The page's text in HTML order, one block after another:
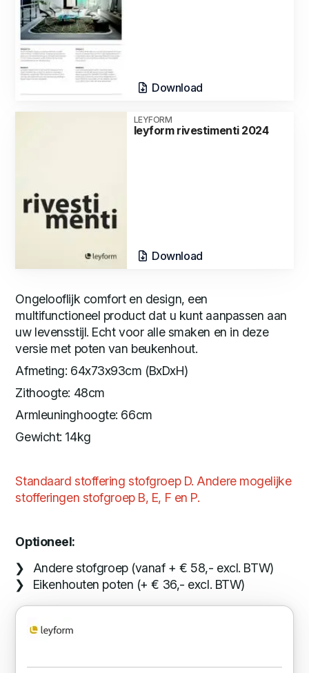
Download
LEYFORM
leyform rivestimenti 2024
Download
Ongelooflijk comfort en design, een
multifunctioneel product dat u kunt aanpassen aan
uw levensstijl. Echt voor alle smaken en in deze
versie met poten van beukenhout.
Afmeting: 64x73x93cm (BxDxH)
Zithoogte: 48cm
Armleuninghoogte: 66cm
Gewicht: 14kg
Standaard stoffering stofgroep D. Andere mogelijke
stofferingen stofgroep B, E, F en P.
Optioneel:
Andere stofgroep (vanaf + € 58,- excl. BTW)
Eikenhouten poten (+ € 36,- excl. BTW)